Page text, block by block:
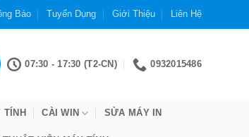
Báo Tuyển Dụng Giới Thiệu Liên Hệ
07:30 - 17:30 (T2-CN) 0932015486
TÍNH CÀI WIN SỬA MÁY IN